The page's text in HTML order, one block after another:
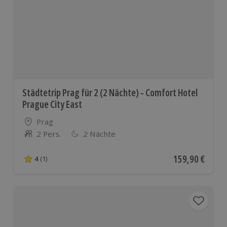
Städtetrip Prag für 2 (2 Nächte) - Comfort Hotel
Prague City East
Standort
Prag
Anzahl der Teilnehmer
2 Pers. 2 Nächte
4 von 5 Sternen basierend auf 1 Bewertungen
4 (1) Aktueller Preis
159,90 €